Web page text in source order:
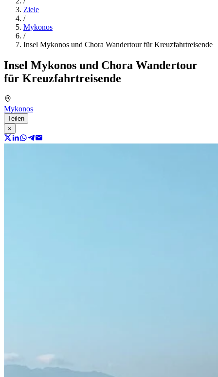
Ziele
/
Mykonos
/
Insel Mykonos und Chora Wandertour für Kreuzfahrtreisende
Insel Mykonos und Chora Wandertour
für Kreuzfahrtreisende
Mykonos
Teilen
×